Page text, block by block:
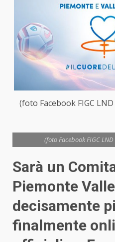
(foto Facebook FIGC
(foto Facebook FIGC
Sarà un
Piemonte
decisamente
finalmente